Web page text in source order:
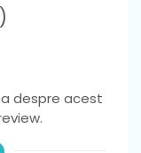
despre acest